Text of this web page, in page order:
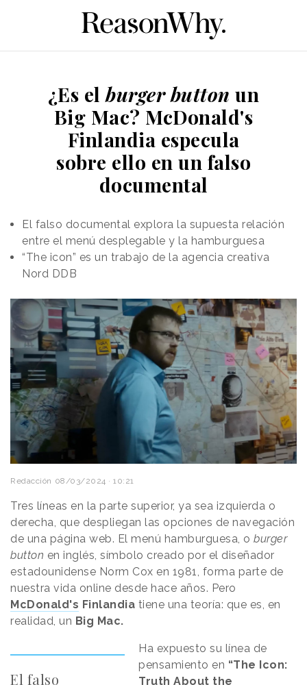
¿Es elburger button un
Big Mac? McDonald's
Finlandia especula
sobre ello en un falso
documental
El falso documental explora la supuesta relación
entre el menú desplegable y la hamburguesa
“The icon” es un trabajo de la agencia creativa
Nord DDB
Redacción 08/03/2024 · 10:21
Tres líneas en la parte superior, ya sea izquierda o
derecha, que despliegan las opciones de navegación
de una página web. El menú hamburguesa, o burger
button en inglés, símbolo creado por el diseñador
estadounidense Norm Cox en 1981, forma parte de
nuestra vida online desde hace años. Pero
McDonald's Finlandia tiene una teoría: que es, en
realidad, un Big Mac.
El falso
Ha expuesto su línea de
pensamiento en “The Icon:
Truth About the